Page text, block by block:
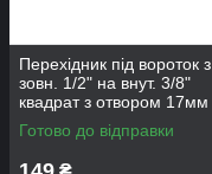
Перехідник під вороток з
зовн. 1/2" на внут. 3/8"
квадрат з отвором 17мм
Toptul
Готово до відправки